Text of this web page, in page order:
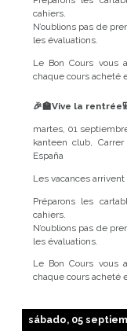
cahiers.
N’oublions pas de
les évaluations.
Le Bon Cours vous
chaque cours acheté
🎉🏫Vive la
martes, 01
kanteen club,
España
Les vacances
Préparons les
cahiers.
N’oublions pas de
les évaluations.
Le Bon Cours vous
chaque cours acheté
sábado, 05